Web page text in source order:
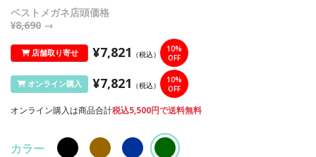
ベストメガネ店頭価格
¥8,690 →
店舗取り寄せ ¥7,821 （税込）
10%
OFF
オンライン購入 ¥7,821 （税込）
10%
OFF
オンライン購入は商品合計税込5,500円で送料無料
カラー